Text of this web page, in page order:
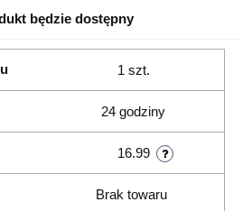
będzie dostępny
1 szt.
24 godziny
16.99
Brak towaru